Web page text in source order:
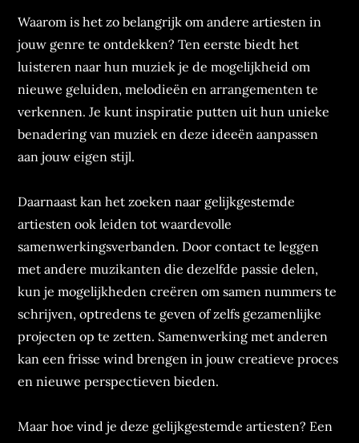
Waarom is het zo belangrijk om andere artiesten in
jouw genre te ontdekken? Ten eerste biedt het
luisteren naar hun muziek je de mogelijkheid om
nieuwe geluiden, melodieën en arrangementen te
verkennen. Je kunt inspiratie putten uit hun unieke
benadering van muziek en deze ideeën aanpassen
aan jouw eigen stijl.
Daarnaast kan het zoeken naar gelijkgestemde
artiesten ook leiden tot waardevolle
samenwerkingsverbanden. Door contact te leggen
met andere muzikanten die dezelfde passie delen,
kun je mogelijkheden creëren om samen nummers te
schrijven, optredens te geven of zelfs gezamenlijke
projecten op te zetten. Samenwerking met anderen
kan een frisse wind brengen in jouw creatieve proces
en nieuwe perspectieven bieden.
Maar hoe vind je deze gelijkgestemde artiesten? Een